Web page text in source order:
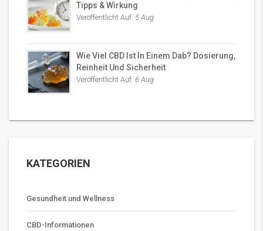
Tipps & Wirkung
Veröffentlicht Auf: 5 Aug
Wie Viel CBD Ist In Einem Dab? Dosierung,
Reinheit Und Sicherheit
Veröffentlicht Auf: 6 Aug
KATEGORIEN
Gesundheit und Wellness
CBD-Informationen